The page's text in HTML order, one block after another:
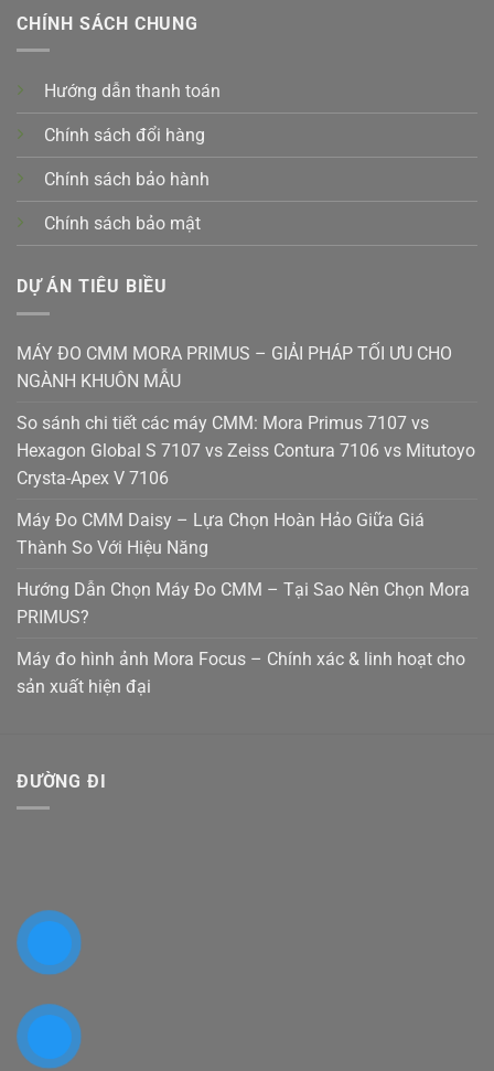
CHÍNH SÁCH CHUNG
Hướng dẫn thanh toán
Chính sách đổi hàng
Chính sách bảo hành
Chính sách bảo mật
DỰ ÁN TIÊU BIỀU
MÁY ĐO CMM MORA PRIMUS – GIẢI PHÁP TỐI ƯU CHO
NGÀNH KHUÔN MẪU
So sánh chi tiết các máy CMM: Mora Primus 7107 vs
Hexagon Global S 7107 vs Zeiss Contura 7106 vs Mitutoyo
Crysta-Apex V 7106
Máy Đo CMM Daisy – Lựa Chọn Hoàn Hảo Giữa Giá
Thành So Với Hiệu Năng
Hướng Dẫn Chọn Máy Đo CMM – Tại Sao Nên Chọn Mora
PRIMUS?
Máy đo hình ảnh Mora Focus – Chính xác & linh hoạt cho
sản xuất hiện đại
ĐƯỜNG ĐI